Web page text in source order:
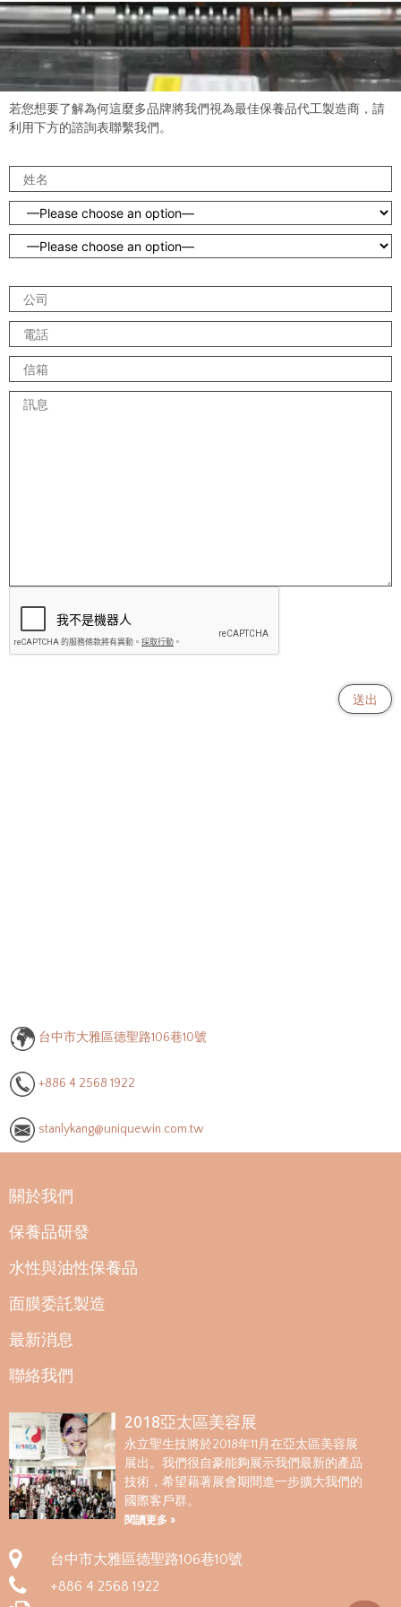
若您想要了解為何這麼多品牌將我們視為最佳保養品代工製造商，請
利用下方的諮詢表聯繫我們。
台中市大雅區德聖路106巷10號
+886 4 2568 1922
stanlykang@uniquewin.com.tw
關於我們
保養品研發
水性與油性保養品
面膜委託製造
最新消息
聯絡我們
2018亞太區美容展
永立聖生技將於2018年11月在亞太區美容展
展出。我們很自豪能夠展示我們最新的產品
技術，希望藉著展會期間進一步擴大我們的
國際客戶群。
閱讀更多 »
台中市大雅區德聖路106巷10號
+886 4 2568 1922